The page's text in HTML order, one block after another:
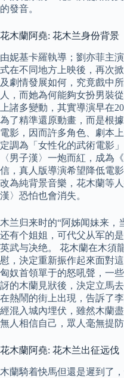
的發音。
花木蘭阿堯: 花木兰身份背景
由妮基卡羅執導；劉亦菲主
式在不同地方上映後，再次
及劇情發展如何，究竟戲中
人，而她為何能夠女扮男裝
上諸多變動，其實導演早在
為了精準還原動畫，而是根
電影，因而許多角色、劇本
定調為「女性化的武術電影
〈男子漢〉一炮而紅，成為
信，真人版導演希望降低電
改為純背景音樂，花木蘭等
漢〉恐怕也會消失。
木兰归来时的“阿姊闻妹来，
还有个姐姐，可代父从军的
英武与决绝。 花木蘭在木須
慰，決定重新振作起來面對
匈奴首領單于的怒吼聲，一
訝的木蘭見狀後，決定立馬
在熱鬧的街上出現，告訴了
經混入城內埋伏，雖然木蘭
無人相信自己，眾人毫無提防
花木蘭阿堯: 花木兰出征远伐
木蘭騎着快馬但還是遲到了